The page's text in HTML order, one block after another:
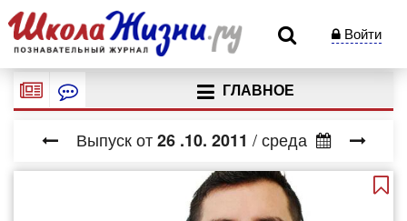
Войти
ГЛАВНОЕ
Выпуск от26 .10. 2011 / среда